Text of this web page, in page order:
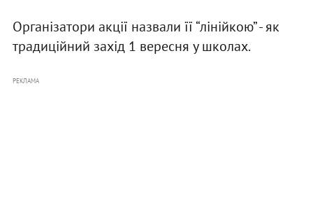
Організатори акції назвали її “лінійкою” - як
традиційний захід 1 вересня у школах.
РЕКЛАМА